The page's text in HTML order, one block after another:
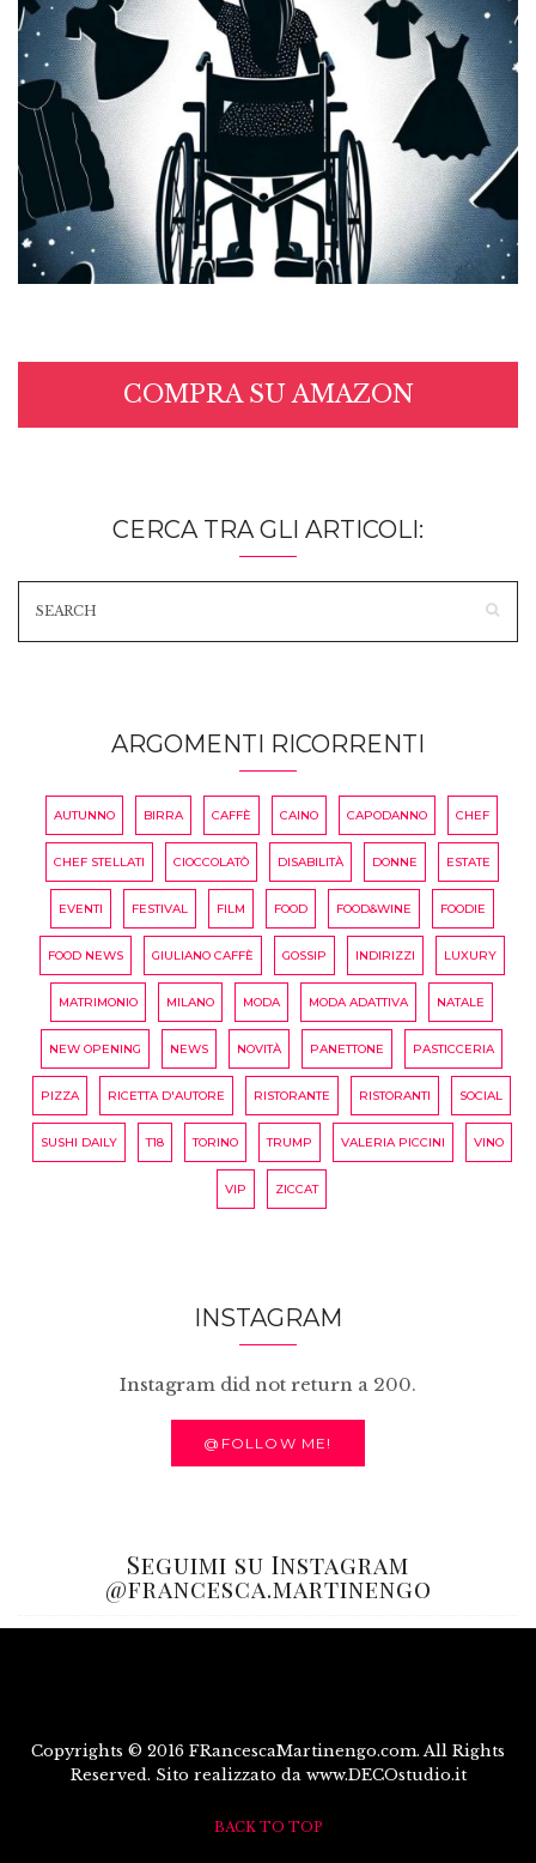
COMPRA SU AMAZON
CERCA TRA GLI ARTICOLI:
ARGOMENTI RICORRENTI
AUTUNNO BIRRA CAFFÈ CAINO CAPODANNO CHEF
CHEF STELLATI CIOCCOLATÒ DISABILITÀ DONNE ESTATE
EVENTI FESTIVAL FILM FOOD FOOD&WINE FOODIE
FOOD NEWS GIULIANO CAFFÈ GOSSIP INDIRIZZI LUXURY
MATRIMONIO MILANO MODA MODA ADATTIVA NATALE
NEW OPENING NEWS NOVITÀ PANETTONE PASTICCERIA
PIZZA RICETTA D'AUTORE RISTORANTE RISTORANTI SOCIAL
SUSHI DAILY T18 TORINO TRUMP VALERIA PICCINI VINO
VIP ZICCAT
INSTAGRAM
Instagram did not return a 200.
@FOLLOW ME!
Seguimi su Instagram
@francesca.martinengo
Copyrights © 2016 FRancescaMartinengo.com. All Rights
Reserved. Sito realizzato da www.DECOstudio.it
BACK TO TOP